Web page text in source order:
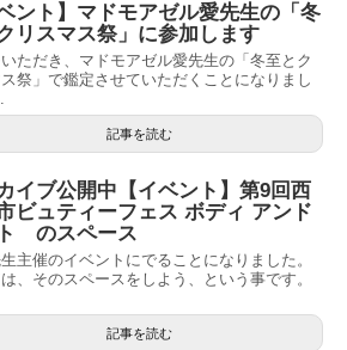
ベント】マドモアゼル愛先生の「冬
リスマス祭」に参加します
ただき、マドモアゼル愛先生の「冬至とク
ス祭」で鑑定させていただくことになりまし
記事を読む
イブ公開中【イベント】第9回西
ビュティーフェス ボディ アンド
のスペース
主催のイベントにでることになりました。
、そのスペースをしよう、という事です。
記事を読む